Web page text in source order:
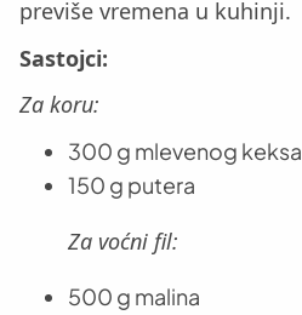
previše vremena u kuhinji.
Sastojci:
Za koru:
300 g mlevenog keksa
150 g putera
Za voćni fil:
500 g malina